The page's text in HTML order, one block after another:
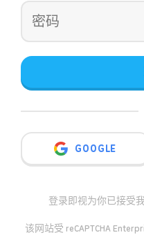
GOOGLE
登录即视为你已接受
该网站受 reCAPTCHA